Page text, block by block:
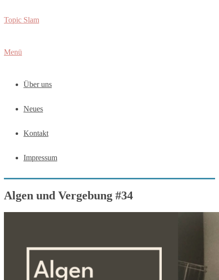
Inhalt
Topic Slam
Menü
Über uns
Neues
Kontakt
Impressum
Algen und Vergebung #34